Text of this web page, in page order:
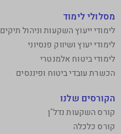
מסלולי לימוד
לימודי ייעוץ השקעות וניהול תיקים
לימודי יעוץ ושיווק פנסיוני
לימודי ביטוח אלמנטרי
הכשרת עובדי ביטוח ופיננסים
הקורסים שלנו
קורס השקעות נדל"ן
קורס כלכלה